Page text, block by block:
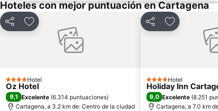
Hoteles con mejor puntuación en Cartagena
CompartirAgregar a favoritos
4 Estrellas
Hotel
Oz Hotel
9,1 Excelente (6.314 puntuaciones)
Cartagena, a 3.2 km de: Centro de la ciudad
CompartirAgregar a
4 Estrellas
Hotel
Holiday Inn
9,0 Excelente (8.251
Cartagena, a 7.0 km